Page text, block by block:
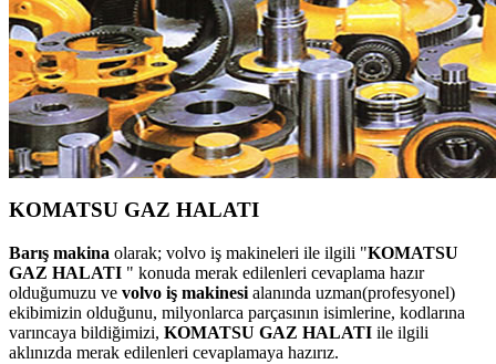
KOMATSU GAZ HALATI
Barış makina olarak; volvo iş makineleri ile ilgili "KOMATSU
GAZ HALATI " konuda merak edilenleri cevaplama hazır
olduğumuzu ve volvo iş makinesi alanında uzman(profesyonel)
ekibimizin olduğunu, milyonlarca parçasının isimlerine, kodlarına
varıncaya bildiğimizi, KOMATSU GAZ HALATI ile ilgili
aklınızda merak edilenleri cevaplamaya hazırız.